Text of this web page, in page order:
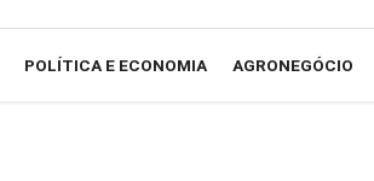
POLÍTICA E ECONOMIA AGRONEGÓCIO